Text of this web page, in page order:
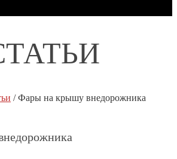
/ Фары на крышу внедорожника